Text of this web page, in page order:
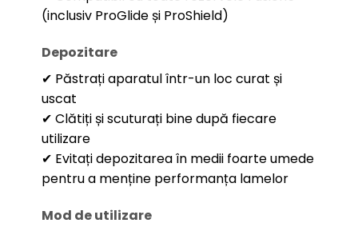
(inclusiv ProGlide și ProShield)
Depozitare
✔ Păstrați aparatul într-un loc curat și
uscat
✔ Clătiți și scuturați bine după fiecare
utilizare
✔ Evitați depozitarea în medii foarte umede
pentru a menține performanța lamelor
Mod de utilizare